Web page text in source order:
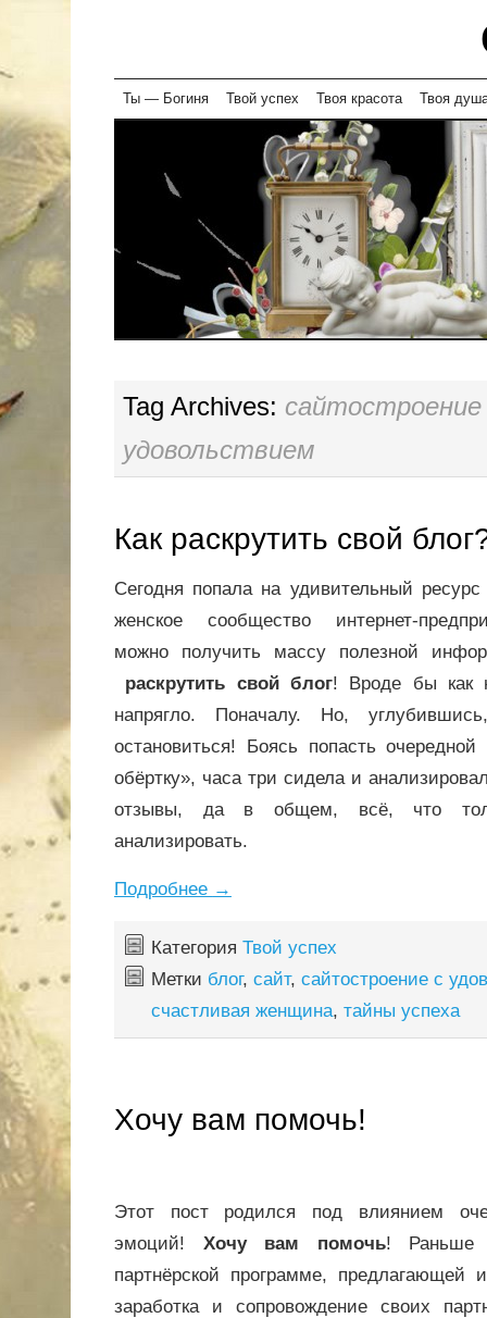
Skip
content
Ты — Богиня Твой успех Твоя красота Твоя
Tag Archives: сайтостроение
удовольствием
Как раскрутить свой
Сегодня попала на удивительный
женское сообщество интернет-
можно получить массу полезной
раскрутить свой блог! Вроде бы как
напрягло. Поначалу. Но,
остановиться! Боясь попасть
обёртку», часа три сидела и
отзывы, да в общем, всё, что
анализировать.
Подробнее →
Категория Твой успех
Метки блог, сайт, сайтостроение с
счастливая женщина, тайны успеха
Хочу вам помочь!
Этот пост родился под влиянием
эмоций! Хочу вам помочь! Раньше
партнёрской программе, предлагающей
заработка и сопровождение своих